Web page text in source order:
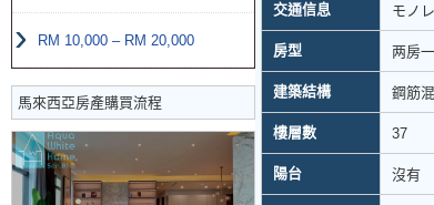
RM 10,000 – RM 20,000
馬來西亞房產購買流程
交通信息 モノ
房型 两房
建築結構 鋼筋
樓層數 37
陽台 沒有